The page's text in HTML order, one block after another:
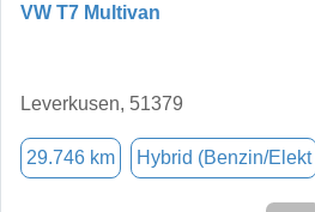
VW T7 Multivan
Leverkusen, 51379
29.746 km Hybrid (Benzin/Elekt